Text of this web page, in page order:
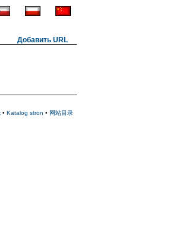
Добавить URL
• Katalog stron • 网站目录